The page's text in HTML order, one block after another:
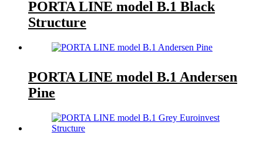
PORTA LINE model B.1 Black
Structure
PORTA LINE model B.1 Andersen
Pine